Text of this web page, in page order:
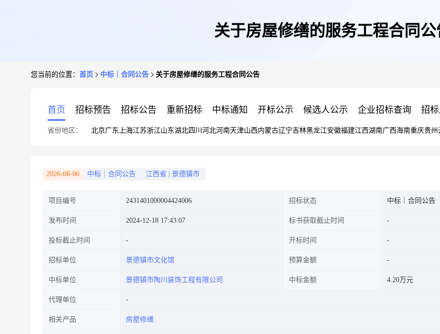
关于房屋修缮的服务工程合同公
您当前的位置： 首页 中标｜合同公告 关于房屋修缮的服务工程合同公告
首页 招标预告 招标公告 重新招标 中标通知 开标公示 候选人公示 企业招标查询 招
省份地区： 北京广东 上海江苏浙江山东湖北四川 河北河南天津山西内蒙古辽宁吉林黑龙江安徽福建江西湖南广西海南重庆贵州
2026-08-06 中标｜合同公告 江西省 景德镇市
项目编号 2431401000004424006 招标状态 中标｜合同公告
发布时间 2024-12-18 17:43:07 标书获取截止时间
投标截止时间 开标时间
招标单位 景德镇市文化馆 预算金额
中标单位 景德镇市陶川装饰工程有限公司 中标金额 4.20万元
代理单位
相关产品 房屋修缮